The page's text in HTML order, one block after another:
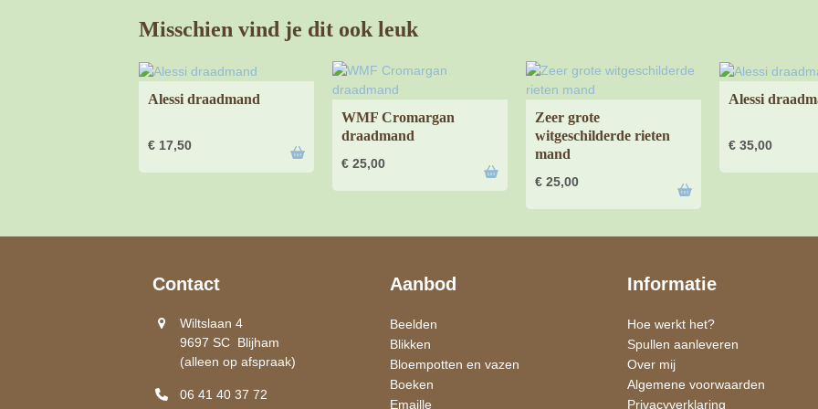
Misschien vind je dit ook leuk
Alessi draadmand
€ 17,50
WMF Cromargan
draadmand
€ 25,00
Zeer grote
witgeschilderde rieten
mand
€ 25,00
Alessi
€ 35,00
Contact
Wiltslaan 4
9697 SC Blijham
(alleen op afspraak)
06 41 40 37 72
Aanbod
Beelden
Blikken
Bloempotten en vazen
Boeken
Emaille
Informatie
Hoe werkt het?
Spullen aanleveren
Over mij
Algemene voorwaarden
Privacyverklaring